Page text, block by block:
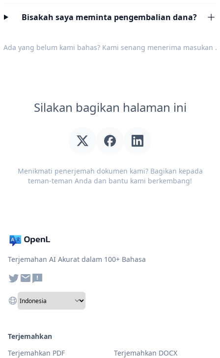
Bisakah saya meminta pengembalian dana?
Ada yang belum kami bahas? Kami senang menerima masukan .
Silakan bagikan halaman ini
Menikmati penerjemah dokumen kami? Bagikan kepada
teman-teman Anda dan bantu kami berkembang!
Terjemahan AI Akurat dalam 100+ Bahasa
Terjemahkan
Terjemahkan PDF
Terjemahkan DOCX